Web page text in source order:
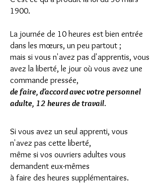
1900.
La journée de 10 heures est bien entrée
dans les mœurs, un peu partout ;
mais si vous n'avez pas d'apprentis, vous
avez la liberté, le jour où vous avez une
commande pressée,
de faire, d'accord avec votre personnel
adulte, 12 heures de travail.
Si vous avez un seul apprenti, vous
n'avez pas cette liberté,
même si vos ouvriers adultes vous
demandent eux-mêmes
à faire des heures supplémentaires.